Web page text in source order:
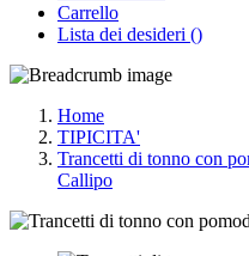
Carrello
Lista dei desideri ()
Home
TIPICITA'
Trancetti di tonno con
Callipo